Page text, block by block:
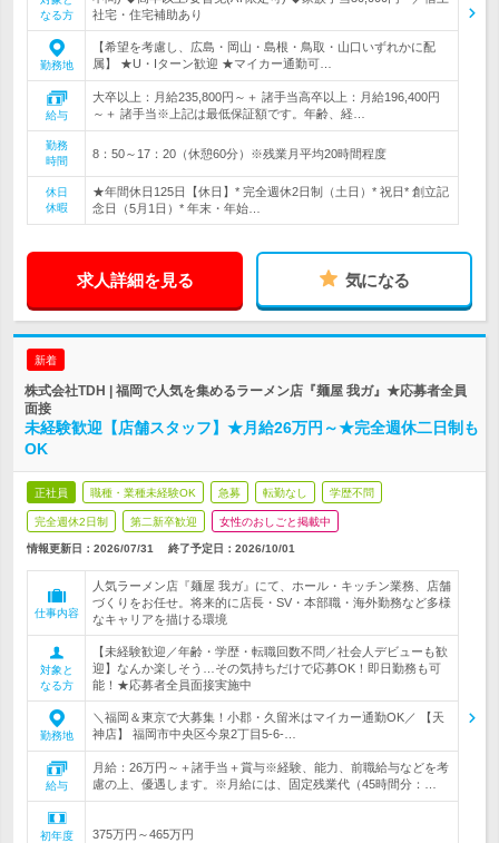
なる方
社宅・住宅補助あり
勤務地
【希望を考慮し、広島・岡山・島根・鳥取・山口いずれかに配
属】 ★U・Iターン歓迎 ★マイカー通勤可…
給与
大卒以上：月給235,800円～＋ 諸手当高卒以上：月給196,400円
～＋ 諸手当※上記は最低保証額です。年齢、経…
勤務
時間
8：50～17：20（休憩60分）※残業月平均20時間程度
休日
休暇
★年間休日125日【休日】* 完全週休2日制（土日）* 祝日* 創立記
念日（5月1日）* 年末・年始…
求人詳細を見る 気になる
新着
株式会社TDH | 福岡で人気を集めるラーメン店『麺屋 我ガ』★応募者全員
面接
未経験歓迎【店舗スタッフ】★月給26万円～★完全週休二日制も
OK
正社員 職種・業種未経験OK 急募 転勤なし 学歴不問
完全週休2日制 第二新卒歓迎 女性のおしごと掲載中
情報更新日：2026/07/31 終了予定日： 2026/10/01
仕事内容
人気ラーメン店『麺屋 我ガ』にて、ホール・キッチン業務、店舗
づくりをお任せ。将来的に店長・SV・本部職・海外勤務など多様
なキャリアを描ける環境
対象と
なる方
【未経験歓迎／年齢・学歴・転職回数不問／社会人デビューも歓
迎】なんか楽しそう…その気持ちだけで応募OK！即日勤務も可
能！★応募者全員面接実施中
勤務地
＼福岡＆東京で大募集！小郡・久留米はマイカー通勤OK／ 【天
神店】 福岡市中央区今泉2丁目5-6-…
給与
月給：26万円～＋諸手当＋賞与※経験、能力、前職給与などを考
慮の上、優遇します。※月給には、固定残業代（45時間分：…
初年度
375万円～465万円